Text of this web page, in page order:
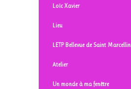
Loïc Xavier
Lieu
LETP Bellevue de Saint Marcellin
Atelier
Un monde à ma fenêtre